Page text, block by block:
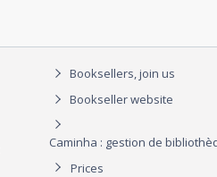
Booksellers, join us
Bookseller website
Caminha : gestion de
Prices